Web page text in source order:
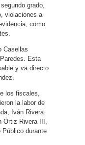
grado,
violaciones a
como
Casellas
Esta
y va directo
los fiscales,
la labor de
Iván Rivera
Ortiz Rivera III,
Público durante